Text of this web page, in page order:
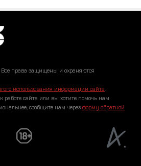
права защищены и охраняются
использования информации сайта.
работе сайта или вы хотите помочь нам
сообщите нам через форму обратной